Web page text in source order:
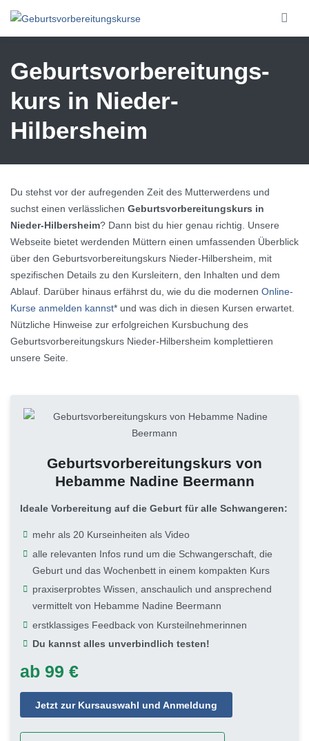
Geburtsvorbereitungs­
kurs in Nieder-
Hilbersheim
Du stehst vor der aufregenden Zeit des Mutterwerdens und
suchst einen verlässlichen Geburtsvorbereitungskurs in
Nieder-Hilbersheim? Dann bist du hier genau richtig. Unsere
Webseite bietet werdenden Müttern einen umfassenden Überblick
über den Geburtsvorbereitungskurs Nieder-Hilbersheim, mit
spezifischen Details zu den Kursleitern, den Inhalten und dem
Ablauf. Darüber hinaus erfährst du, wie du die modernen Online-
Kurse anmelden kannst* und was dich in diesen Kursen erwartet.
Nützliche Hinweise zur erfolgreichen Kursbuchung des
Geburtsvorbereitungskurs Nieder-Hilbersheim komplettieren
unsere Seite.
Geburtsvorbereitungskurs von
Hebamme Nadine Beermann
Ideale Vorbereitung auf die Geburt für alle Schwangeren:
mehr als 20 Kurseinheiten als Video
alle relevanten Infos rund um die Schwangerschaft, die
Geburt und das Wochenbett in einem kompakten Kurs
praxiserprobtes Wissen, anschaulich und ansprechend
vermittelt von Hebamme Nadine Beermann
erstklassiges Feedback von Kursteilnehmerinnen
Du kannst alles unverbindlich testen!
ab 99 €
Jetzt zur Kursauswahl und Anmeldung